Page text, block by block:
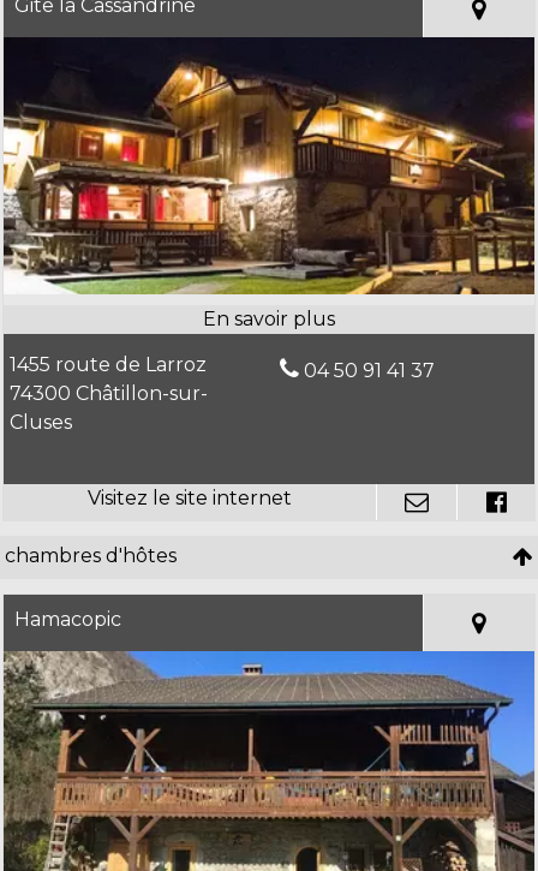
Gite la Cassandrine
1455 route de Larroz
74300 Châtillon-sur-
Cluses
04 50 91 41 37
chambres d'hôtes
Hamacopic